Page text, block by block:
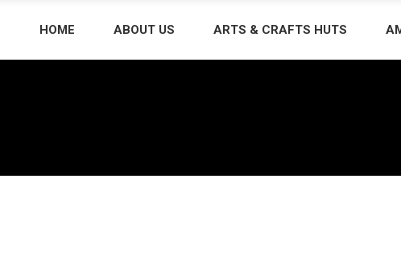
HOME ABOUT US ARTS & CRAFTS HUTS